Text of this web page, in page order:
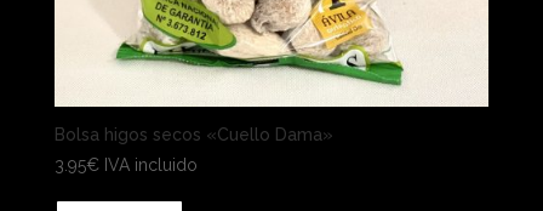
Bolsa higos secos «Cuello Dama»
3.95€ IVA incluido